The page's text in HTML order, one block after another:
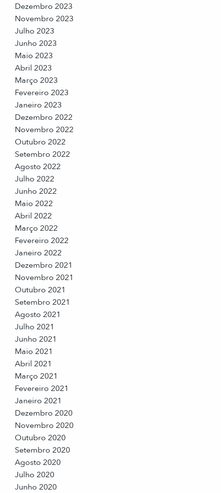
Dezembro 2023
Novembro 2023
Julho 2023
Junho 2023
Maio 2023
Abril 2023
Março 2023
Fevereiro 2023
Janeiro 2023
Dezembro 2022
Novembro 2022
Outubro 2022
Setembro 2022
Agosto 2022
Julho 2022
Junho 2022
Maio 2022
Abril 2022
Março 2022
Fevereiro 2022
Janeiro 2022
Dezembro 2021
Novembro 2021
Outubro 2021
Setembro 2021
Agosto 2021
Julho 2021
Junho 2021
Maio 2021
Abril 2021
Março 2021
Fevereiro 2021
Janeiro 2021
Dezembro 2020
Novembro 2020
Outubro 2020
Setembro 2020
Agosto 2020
Julho 2020
Junho 2020